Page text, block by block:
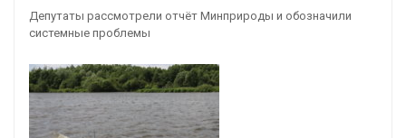
Депутаты рассмотрели отчёт Минприроды и обозначили
системные проблемы